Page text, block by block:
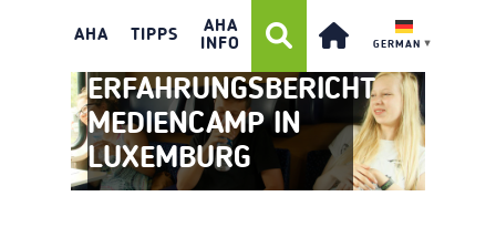
AHA TIPPS
AHA
INFO
GERMAN ▼
ERFAHRUNGSBERICHT
MEDIENCAMP IN
LUXEMBURG